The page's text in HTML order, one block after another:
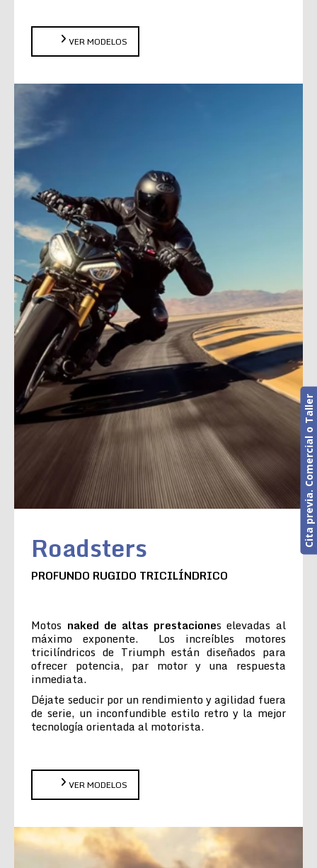
VER MODELOS
Roadsters
PROFUNDO RUGIDO TRICILÍNDRICO
Motos naked de altas prestaciones elevadas al
máximo exponente. Los increíbles motores
tricilíndricos de Triumph están diseñados para
ofrecer potencia, par motor y una respuesta
inmediata.
Déjate seducir por un rendimiento y agilidad fuera
de serie, un inconfundible estilo retro y la mejor
tecnología orientada al motorista.
VER MODELOS
Cita previa. Comercial o Taller